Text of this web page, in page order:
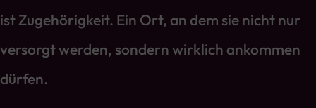
ist Zugehörigkeit. Ein Ort, an dem sie nicht nur
versorgt werden, sondern wirklich ankommen
dürfen.